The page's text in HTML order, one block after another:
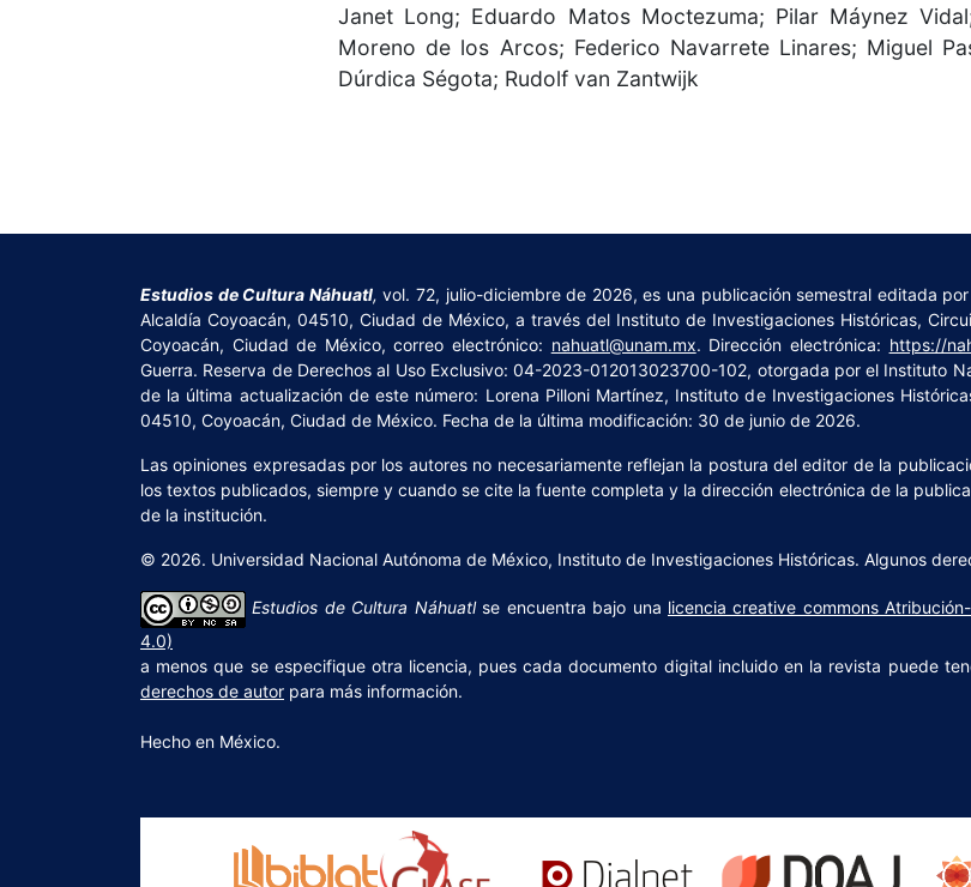
Janet Long; Eduardo Matos Moctezuma; Pilar Máynez
Moreno de los Arcos; Federico Navarrete Linares; Miguel
Dúrdica Ségota; Rudolf van Zantwijk
Estudios de Cultura Náhuatl, vol. 72, julio-diciembre de 2026, es una publicación semestral editada
Alcaldía Coyoacán, 04510, Ciudad de México, a través del Instituto de Investigaciones Históricas,
Coyoacán, Ciudad de México, correo electrónico: nahuatl@unam.mx. Dirección electrónica: https://
Guerra. Reserva de Derechos al Uso Exclusivo: 04-2023-012013023700-102, otorgada por el Instituto
de la última actualización de este número: Lorena Pilloni Martínez, Instituto de Investigaciones
04510, Coyoacán, Ciudad de México. Fecha de la última modificación: 30 de junio de 2026.
Las opiniones expresadas por los autores no necesariamente reflejan la postura del editor de la
los textos publicados, siempre y cuando se cite la fuente completa y la dirección electrónica de la
de la institución.
© 2026. Universidad Nacional Autónoma de México, Instituto de Investigaciones Históricas. Algunos
Estudios de Cultura Náhuatlse encuentra bajo una licencia creative commons
4.0)
a menos que se especifique otra licencia, pues cada documento digital incluido en la revista puede
derechos de autor para más información.
Hecho en México.